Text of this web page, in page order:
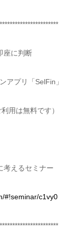
座に判断
アプリ「SelFin」
用は無料です）
考えるセミナー
#!seminar/c1vy0